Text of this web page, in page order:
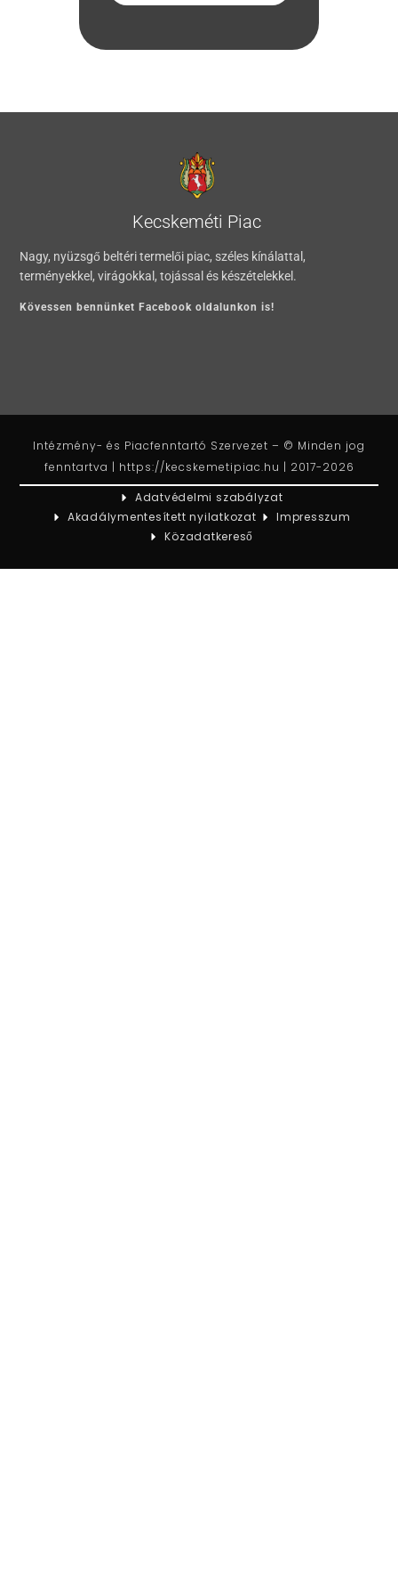
Kecskeméti Piac
Nagy, nyüzsgő beltéri termelői piac, széles kínálattal,
terményekkel, virágokkal, tojással és készételekkel.
Kövessen bennünket Facebook oldalunkon is!
Intézmény- és Piacfenntartó Szervezet – © Minden jog
fenntartva | https://kecskemetipiac.hu | 2017-2026
Adatvédelmi szabályzat
Akadálymentesített nyilatkozat
Impresszum
Közadatkereső